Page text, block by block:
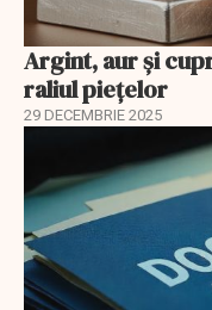
Argint, aur și
raliul piețelor
29 DECEMBRIE 2025